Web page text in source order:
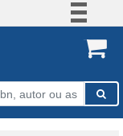
Participe